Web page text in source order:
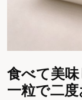
食べて美味
一粒で二度